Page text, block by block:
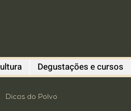
Degustações e cursos
Dicas do Polvo